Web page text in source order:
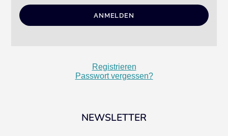
Registrieren
Passwort vergessen?
NEWSLETTER